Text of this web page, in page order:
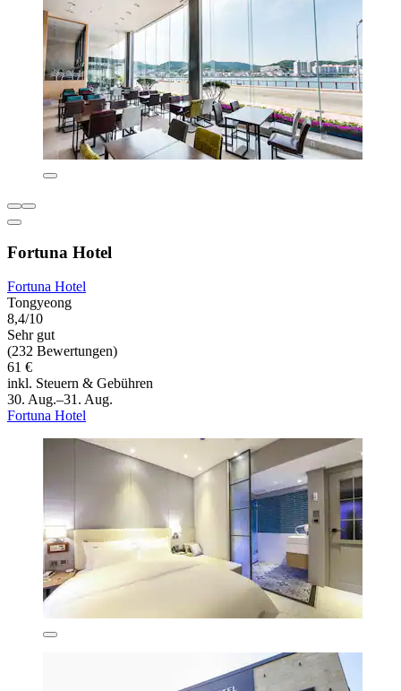
Fortuna Hotel
Fortuna Hotel
Tongyeong
8,4/10
Sehr gut
(232 Bewertungen)
61 €
inkl. Steuern & Gebühren
30. Aug.–31. Aug.
Fortuna Hotel